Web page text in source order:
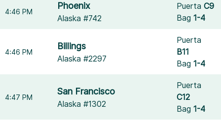
4:46 PM
Phoenix
Alaska #742
PuertaC9
Bag1-4
4:46 PM
Billings
Alaska #2297
Puerta
B11
Bag1-4
4:47 PM
San Francisco
Alaska #1302
Puerta
C12
Bag1-4